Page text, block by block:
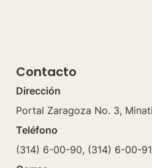
Contacto
Dirección
Portal Zaragoza No. 3,
Teléfono
(314) 6-00-90, (314) 6-00-91